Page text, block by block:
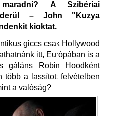
A Szibériai
– John "Kuzya
kioktat.
giccs csak Hollywood
itt, Európában is a
gáláns Robin Hoodként
több a lassított felvételben
a valóság?